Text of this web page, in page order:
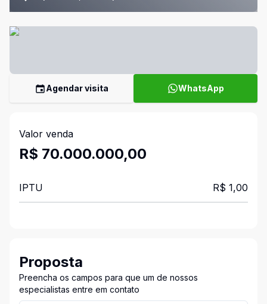
Agendar visita WhatsApp
Valor venda
R$ 70.000.000,00
IPTU R$ 1,00
Proposta
Preencha os campos para que um de nossos
especialistas entre em contato